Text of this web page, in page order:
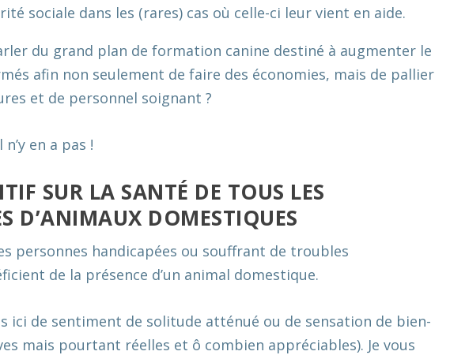
sociale dans les (rares) cas où celle-ci leur vient en aide.
du grand plan de formation canine destiné à augmenter le
afin non seulement de faire des économies, mais de pallier
et de personnel soignant ?
en a pas !
SUR LA SANTÉ DE TOUS LES
D’ANIMAUX DOMESTIQUES
personnes handicapées ou souffrant de troubles
de la présence d’un animal domestique.
ici de sentiment de solitude atténué ou de sensation de bien-
mais pourtant réelles et ô combien appréciables). Je vous